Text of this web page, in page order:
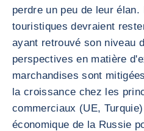
perdre un peu de leur élan.
touristiques devraient
ayant retrouvé son niveau
perspectives en matière
marchandises sont
la croissance chez les
commerciaux (UE,
économique de la Russie